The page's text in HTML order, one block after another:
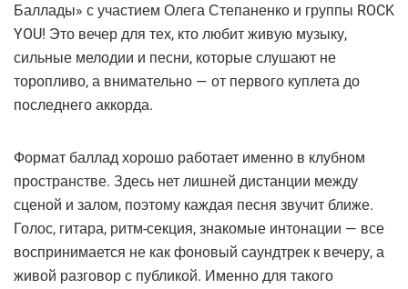
Баллады» с участием Олега Степаненко и группы ROCK
YOU! Это вечер для тех, кто любит живую музыку,
сильные мелодии и песни, которые слушают не
торопливо, а внимательно — от первого куплета до
последнего аккорда.
Формат баллад хорошо работает именно в клубном
пространстве. Здесь нет лишней дистанции между
сценой и залом, поэтому каждая песня звучит ближе.
Голос, гитара, ритм-секция, знакомые интонации — все
воспринимается не как фоновый саундтрек к вечеру, а
живой разговор с публикой. Именно для такого